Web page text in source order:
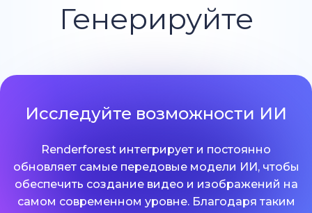
Генерируйте
Исследуйте возможности ИИ
Renderforest интегрирует и постоянно
обновляет самые передовые модели ИИ, чтобы
обеспечить создание видео и изображений на
самом современном уровне. Благодаря таким